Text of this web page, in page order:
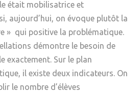
était mobilisatrice et
aujourd’hui, on évoque plutôt la
» qui positive la problématique.
démontre le besoin de
exactement. Sur le plan
il existe deux indicateurs. On
le nombre d’élèves